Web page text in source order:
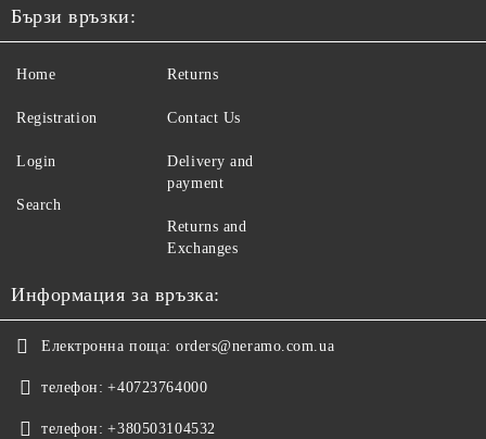
Бързи връзки:
Home
Registration
Login
Search
Returns
Contact Us
Delivery and
payment
Returns and
Exchanges
Информация за връзка:
Електронна поща: orders@neramo.com.ua
телефон: +40723764000
телефон: +380503104532